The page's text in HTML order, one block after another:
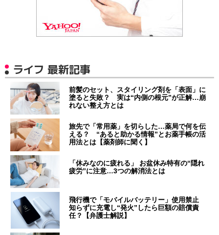
ライフ 最新記事
前髪のセット、スタイリング剤を「表面」に
塗ると失敗？ 実は“内側の根元”が正解…崩
れない整え方とは
旅先で「常用薬」を切らした…薬局で何を伝
える？ “あると助かる情報”とお薬手帳の活
用法とは【薬剤師に聞く】
「休みなのに疲れる」 お盆休み特有の“隠れ
疲労”に注意…3つの解消法とは
飛行機で「モバイルバッテリー」使用禁止
知らずに充電し“発火”したら巨額の賠償責
任？【弁護士解説】